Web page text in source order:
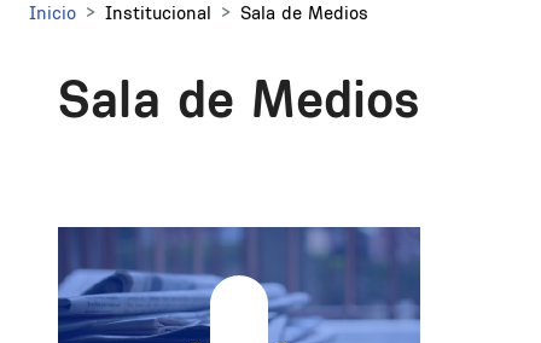
Inicio Institucional Sala de Medios
Sala de Medios